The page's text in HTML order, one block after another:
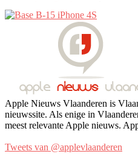
Apple Nieuws Vlaanderen is
nieuwssite. Als enige in
meest relevante Apple nieuws.
Tweets van @applevlaanderen